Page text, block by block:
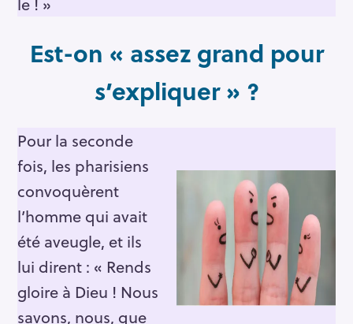
Est-on « assez grand pour
s’expliquer » ?
Pour la seconde
fois, les pharisiens
convoquèrent
l’homme qui avait
été aveugle, et ils
lui dirent : « Rends
gloire à Dieu ! Nous
savons, nous, que
r
h